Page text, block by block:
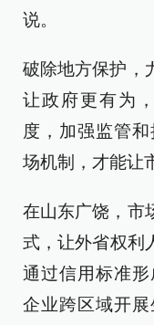
说。
破除地方保护，
让政府更有为
度，加强监管
场机制，才能让
在山东广饶，市
式，让外省权利
通过信用标准
企业跨区域开